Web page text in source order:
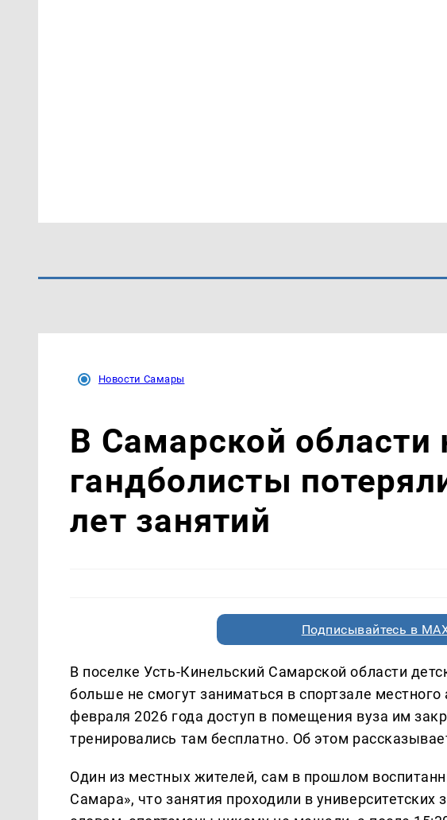
Новости Самары
В Самарской
гандболисты
лет занятий
Подписывайтесь в
В поселке Усть-Кинельский Самарской области
больше не смогут заниматься в спортзале местного
февраля 2026 года доступ в помещения вуза им
тренировались там бесплатно. Об этом
Один из местных жителей, сам в прошлом
Самара», что занятия проходили в университетских